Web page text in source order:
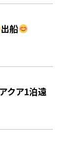
出船
クア1泊遠